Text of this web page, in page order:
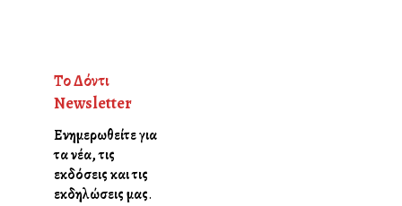
Το Δόντι
Newsletter
Ενημερωθείτε για
τα νέα, τις
εκδόσεις και τις
εκδηλώσεις μας.